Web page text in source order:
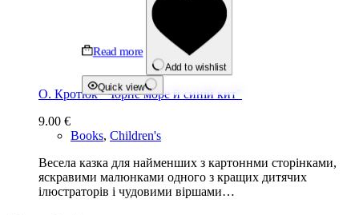
Read more
Add to wishlist
Quick view
О. Кротюк “Чорне море й синій кит”
9.00 €
Books, Children's
Весела казка для найменших з картоннми сторінками,
яскравими малюнками одного з кращих дитячих
ілюстраторів і чудовими віршами…